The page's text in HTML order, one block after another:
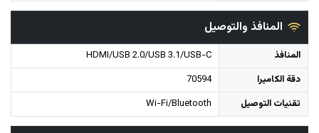
المنافذ والتوصيل
المنافذ
HDMI/USB 2.0/USB 3.1/USB-C
دقة الكاميرا
70594
تقنيات التوصيل
Wi-Fi/Bluetooth